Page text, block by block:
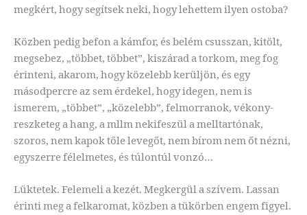
megkért, hogy segítsek neki, hogy lehettem ilyen ostoba?
Közben pedig befon a kámfor, és belém csusszan, kitölt,
megsebez, „többet, többet”, kiszárad a torkom, meg fog
érinteni, akarom, hogy közelebb kerüljön, és egy
másodpercre az sem érdekel, hogy idegen, nem is
ismerem, „többet”, „közelebb”, felmorranok, vékony-
reszketeg a hang, a mllm nekifeszül a melltartónak,
szoros, nem kapok tőle levegőt, nem bírom nem őt nézni,
egyszerre félelmetes, és túlontúl vonzó…
Lüktetek. Felemeli a kezét. Megkergül a szívem. Lassan
érinti meg a felkaromat, közben a tükörben engem figyel.